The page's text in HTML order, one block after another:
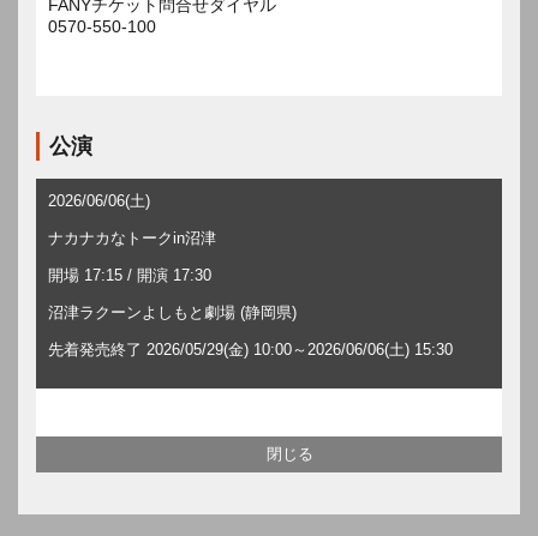
FANYチケット問合せダイヤル
0570-550-100
公演
2026/06/06(土)
ナカナカなトークin沼津
開場 17:15 / 開演 17:30
沼津ラクーンよしもと劇場 (静岡県)
先着発売終了 2026/05/29(金) 10:00～2026/06/06(土) 15:30